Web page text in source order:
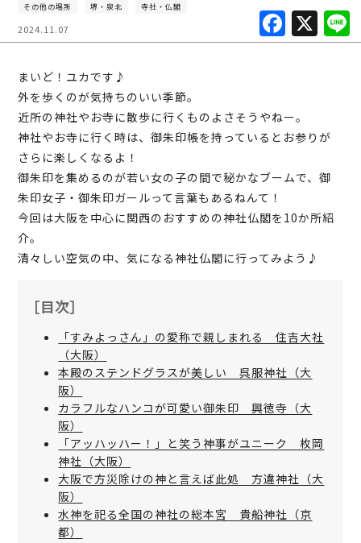
F
a
b
o
o
k
X
その他の場所 堺・泉北 寺社・仏閣
2024.11.07
まいど！ユカです♪
外を歩くのが気持ちのいい季節。
近所の神社やお寺に散歩に行くものよさそうやねー。
神社やお寺に行く時は、御朱印帳を持っているとお参りが
さらに楽しくなるよ！
御朱印を集めるのが若い女の子の間で秘かなブームで、御
朱印女子・御朱印ガールって言葉もあるねんて！
今回は大阪を中心に関西のおすすめの神社仏閣を10か所紹
介。
清々しい空気の中、気になる神社仏閣に行ってみよう♪
［目次］
「すみよっさん」の愛称で親しまれる 住吉大社
（大阪）
本殿のステンドグラスが美しい 呉服神社（大
阪）
カラフルなハンコが可愛い御朱印 興徳寺（大
阪）
「アッハッハー！」と笑う神事がユニーク 枚岡
神社（大阪）
大阪で方災除けの神と言えば此処 方違神社（大
阪）
水神を祀る全国の神社の総本宮 貴船神社（京
都）